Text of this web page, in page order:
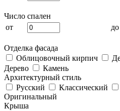
Число спален
от
до
Отделка фасада
Облицовочный кирпич
Дерево
Камень
Архитектурный стиль
Русский
Классический
Оригинальный
Крыша